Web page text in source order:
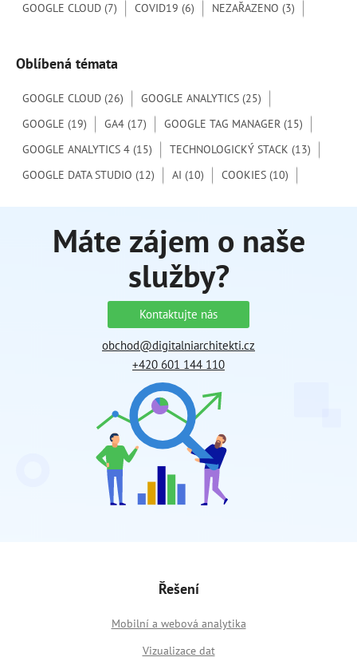
GOOGLE CLOUD (7) COVID19 (6) NEZAŘAZENO (3)
Oblíbená témata
GOOGLE CLOUD (26) GOOGLE ANALYTICS (25)
GOOGLE (19) GA4 (17) GOOGLE TAG MANAGER (15)
GOOGLE ANALYTICS 4 (15) TECHNOLOGICKÝ STACK (13)
GOOGLE DATA STUDIO (12) AI (10) COOKIES (10)
Máte zájem o naše
služby?
Kontaktujte nás
obchod@digitalniarchitekti.cz
+420 601 144 110
Řešení
Mobilní a webová analytika
Vizualizace dat